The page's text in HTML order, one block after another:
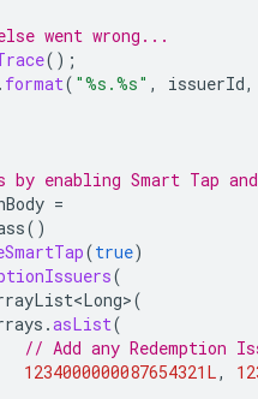
went wrong...
();
. format( "%s.%s" , issuerId,
enabling Smart Tap
=
()
(true)
(
(
.asList(
// Add any Redemption
1234000000087654321L,